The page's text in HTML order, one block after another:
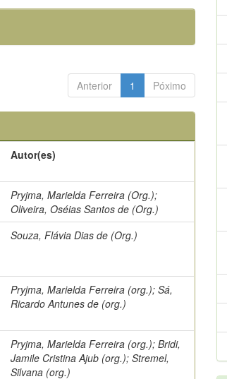
Anterior 1 Póximo
Autor(es)
Pryjma, Marielda Ferreira (Org.);
Oliveira, Oséias Santos de (Org.)
Souza, Flávia Dias de (Org.)
Pryjma, Marielda Ferreira (org.); Sá,
Ricardo Antunes de (org.)
Pryjma, Marielda Ferreira (org.); Bridi,
Jamile Cristina Ajub (org.); Stremel,
Silvana (org.)